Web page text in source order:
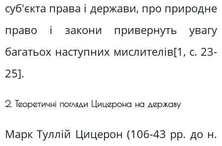
суб'єкта права і держави, про природне
право і закони привернуть увагу
багатьох наступних мислителів[1, c. 23-
25].
2. Теоретичні погляди Цицерона на державу
Марк Туллій Цицерон (106-43 рр. до н.